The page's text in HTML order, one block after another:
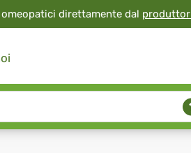
direttamente dal produttor